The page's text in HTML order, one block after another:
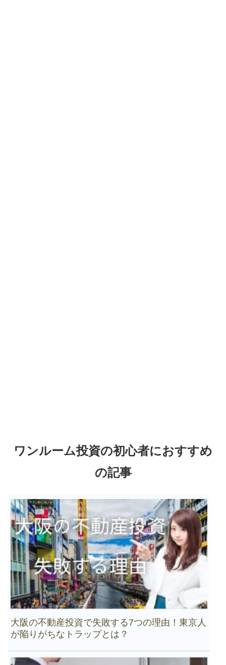
ワンルーム投資の初心者におすすめ
の記事
大阪の不動産投資で失敗する7つの理由！東京人
が陥りがちなトラップとは？